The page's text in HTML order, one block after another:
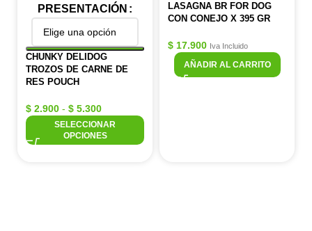
PRESENTACIÓN
CHUNKY DELIDOG
TROZOS DE CARNE DE
RES POUCH
$ 2.900 - $ 5.300
SELECCIONAR
OPCIONES
LASAGNA BR FOR DOG
CON CONEJO X 395 GR
$ 17.900 Iva Incluido
AÑADIR AL CARRITO